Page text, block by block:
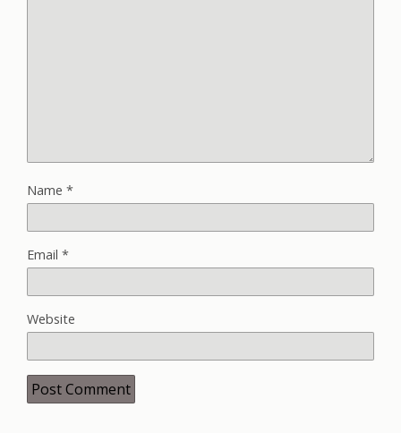
Name *
Email *
Website